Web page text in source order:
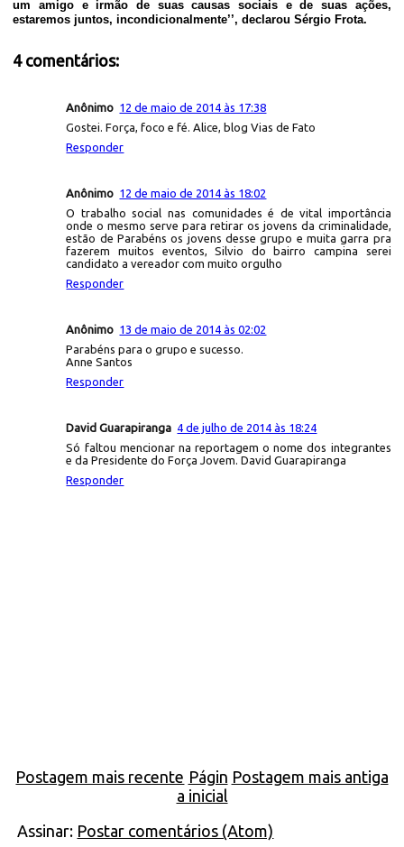
um amigo e irmão de suas causas sociais e de suas ações,
estaremos juntos, incondicionalmente’’, declarou Sérgio Frota.
4 comentários:
Anônimo 12 de maio de 2014 às 17:38
Gostei. Força, foco e fé. Alice, blog Vias de Fato
Responder
Anônimo 12 de maio de 2014 às 18:02
O trabalho social nas comunidades é de vital importância
onde o mesmo serve para retirar os jovens da criminalidade,
estão de Parabéns os jovens desse grupo e muita garra pra
fazerem muitos eventos, Silvio do bairro campina serei
candidato a vereador com muito orgulho
Responder
Anônimo 13 de maio de 2014 às 02:02
Parabéns para o grupo e sucesso.
Anne Santos
Responder
David Guarapiranga 4 de julho de 2014 às 18:24
Só faltou mencionar na reportagem o nome dos integrantes
e da Presidente do Força Jovem. David Guarapiranga
Responder
Postagem mais recente Postagem mais antiga
Págin
a inicial
Assinar: Postar comentários (Atom)